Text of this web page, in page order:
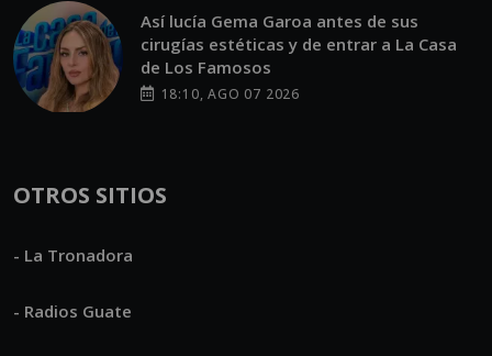
Así lucía Gema Garoa antes de sus
cirugías estéticas y de entrar a La Casa
de Los Famosos
18:10, AGO 07 2026
OTROS SITIOS
- La Tronadora
- Radios Guate